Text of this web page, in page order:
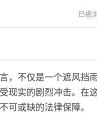
已被
，不仅是一个遮风挡
现实的剧烈冲击。在
可或缺的法律保障。